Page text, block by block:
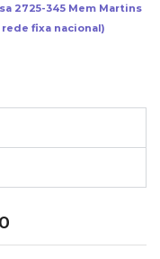
2725-345 Mem Martins
rede fixa nacional)